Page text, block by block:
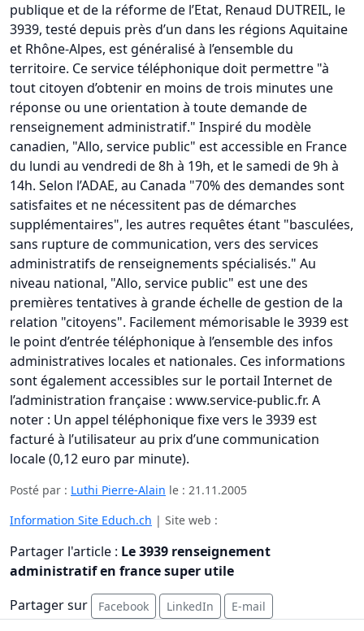
publique et de la réforme de l’Etat, Renaud DUTREIL, le
3939, testé depuis près d’un dans les régions Aquitaine
et Rhône-Alpes, est généralisé à l’ensemble du
territoire. Ce service téléphonique doit permettre "à
tout citoyen d’obtenir en moins de trois minutes une
réponse ou une orientation à toute demande de
renseignement administratif." Inspiré du modèle
canadien, "Allo, service public" est accessible en France
du lundi au vendredi de 8h à 19h, et le samedi de 9h à
14h. Selon l’ADAE, au Canada "70% des demandes sont
satisfaites et ne nécessitent pas de démarches
supplémentaires", les autres requêtes étant "basculées,
sans rupture de communication, vers des services
administratifs de renseignements spécialisés." Au
niveau national, "Allo, service public" est une des
premières tentatives à grande échelle de gestion de la
relation "citoyens". Facilement mémorisable le 3939 est
le point d’entrée téléphonique à l’ensemble des infos
administratives locales et nationales. Ces informations
sont également accessibles sur le portail Internet de
l’administration française : www.service-public.fr. A
noter : Un appel téléphonique fixe vers le 3939 est
facturé à l’utilisateur au prix d’une communication
locale (0,12 euro par minute).
Posté par : Luthi Pierre-Alain le : 21.11.2005
Information Site Educh.ch | Site web :
Partager l'article : Le 3939 renseignement
administratif en france super utile
Partager sur
Facebook LinkedIn E-mail